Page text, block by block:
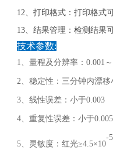
12、打印格式：打印格式
13、结果管理：检测结果
技术参数:
1、量程及分辨率：0.001
2、稳定性：三分钟内漂移
3、线性误差：小于0.003
4、重复性误差：小于0.005
5、灵敏度：红光≥4.5×10
-5